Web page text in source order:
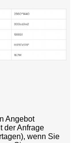
Angebot
der Anfrage
wenn Sie